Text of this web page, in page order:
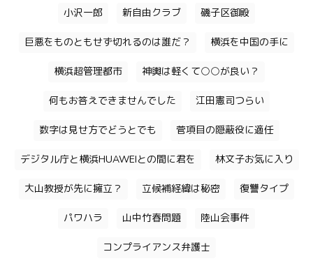
小沢一郎 新自由クラブ 磯子区御殿
巨悪をものともせず切れるのは誰だ？ 横浜を中国の手に
横浜超管理都市 神輿は軽くて○○が良い？
何もお答えできませんでした 江田憲司つらい
数字は見せ方でどうとでも 菅項目の隠蔽役に適任
デジタル庁と横浜HUAWEIとの間に君を 林文子お気に入り
大山教授が先に擁立？ 立候補経緯は秘密 復讐タイプ
パワハラ 山中竹春問題 陸山会事件
コンプライアンス弁護士